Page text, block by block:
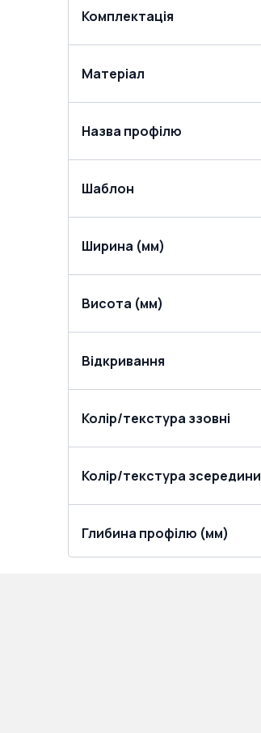
Комплектація
Матеріал
Назва профілю
Шаблон
Ширина (мм)
Висота (мм)
Відкривання
Колір/текстура ззовні
Колір/текстура зсередини
Глибина профілю (мм)